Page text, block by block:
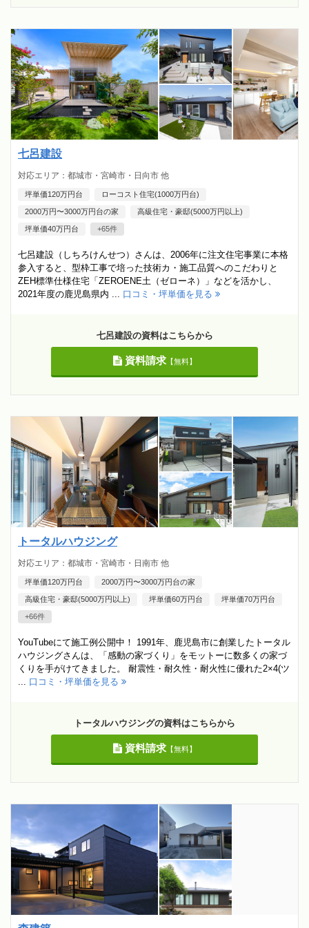
七呂建設
対応エリア：都城市・宮崎市・日向市 他
坪単価120万円台 ローコスト住宅(1000万円台)
2000万円〜3000万円台の家 高級住宅・豪邸(5000万円以上)
坪単価40万円台 +65件
七呂建設（しちろけんせつ）さんは、2006年に注文住宅事業に本格
参入すると、型枠工事で培った技術カ・施工品質へのこだわりと
ZEH標準仕様住宅「ZEROENE土（ゼローネ）」などを活かし、
2021年度の鹿児島県内 ... 口コミ・坪単価を見る
七呂建設の資料はこちらから
資料請求【無料】
トータルハウジング
対応エリア：都城市・宮崎市・日南市 他
坪単価120万円台 2000万円〜3000万円台の家
高級住宅・豪邸(5000万円以上) 坪単価60万円台 坪単価70万円台
+66件
YouTubeにて施工例公開中！ 1991年、鹿児島市に創業したトータル
ハウジングさんは、「感動の家づくり」をモットーに数多くの家づ
くりを手がけてきました。 耐震性・耐久性・耐火性に優れた2×4(ツ
... 口コミ・坪単価を見る
トータルハウジングの資料はこちらから
資料請求【無料】